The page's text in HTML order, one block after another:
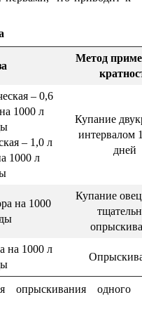
Метод
– 0,6
1000 л
– 1,0 л
1000 л
Купание
интервалом
дней
на 1000
Купание
на 1000 л
опрыскивания одного